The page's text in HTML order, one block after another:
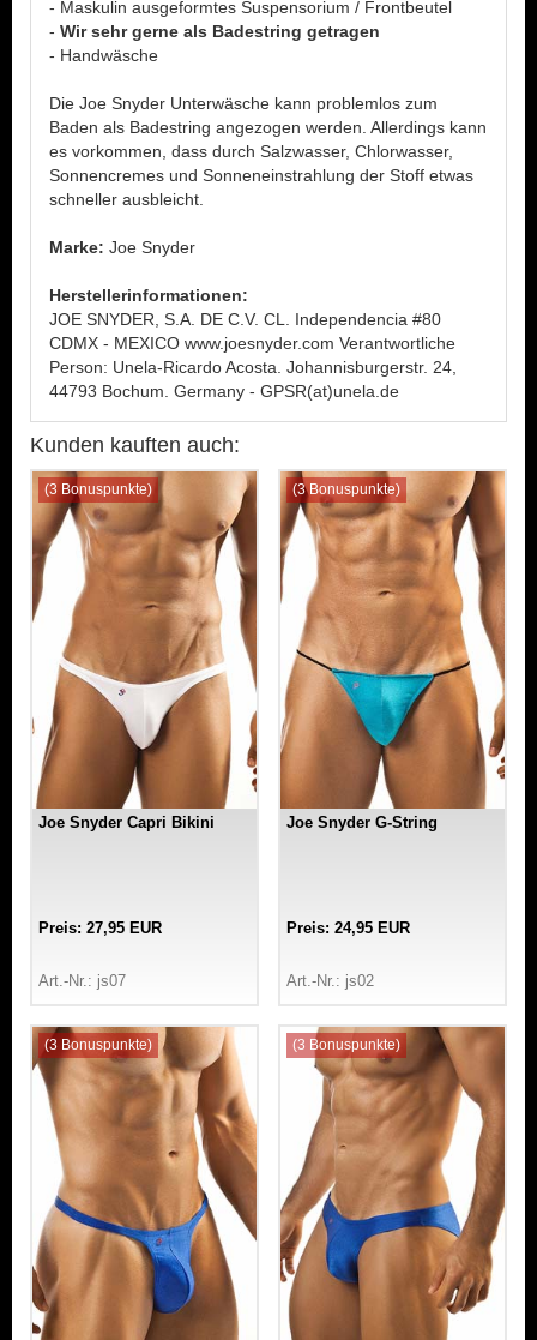
- Maskulin ausgeformtes Suspensorium / Frontbeutel
- Wir sehr gerne als Badestring getragen
- Handwäsche
Die Joe Snyder Unterwäsche kann problemlos zum
Baden als Badestring angezogen werden. Allerdings kann
es vorkommen, dass durch Salzwasser, Chlorwasser,
Sonnencremes und Sonneneinstrahlung der Stoff etwas
schneller ausbleicht.
Marke: Joe Snyder
Herstellerinformationen:
JOE SNYDER, S.A. DE C.V. CL. Independencia #80
CDMX - MEXICO www.joesnyder.com Verantwortliche
Person: Unela-Ricardo Acosta. Johannisburgerstr. 24,
44793 Bochum. Germany - GPSR(at)unela.de
Kunden kauften auch:
(3 Bonuspunkte)
Joe Snyder Capri Bikini
Preis: 27,95 EUR
Art.-Nr.: js07
(3 Bonuspunkte)
Joe Snyder G-String
Preis: 24,95 EUR
Art.-Nr.: js02
(3 Bonuspunkte) (3 Bonuspunkte)